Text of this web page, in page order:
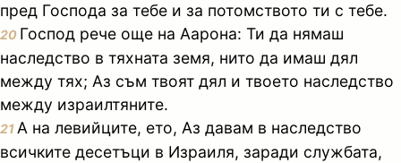
пред Господа за тебе и за потомството ти с тебе.
20 Господ рече още на Аарона: Ти да нямаш
наследство в тяхната земя, нито да имаш дял
между тях; Аз съм твоят дял и твоето наследство
между израилтяните.
21 А на левийците, ето, Аз давам в наследство
всичките десетъци в Израиля, заради службата,